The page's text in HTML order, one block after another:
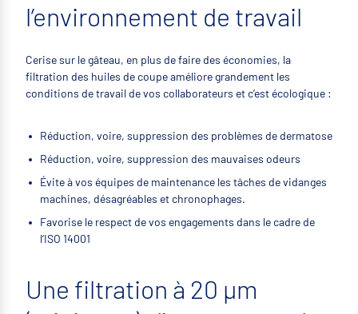
l’environnement de travail
Cerise sur le gâteau, en plus de faire des économies, la
filtration des huiles de coupe améliore grandement les
conditions de travail de vos collaborateurs et c’est écologique :
Réduction, voire, suppression des problèmes de dermatose
Réduction, voire, suppression des mauvaises odeurs
Évite à vos équipes de maintenance les tâches de vidanges
machines, désagréables et chronophages.
Favorise le respect de vos engagements dans le cadre de
l’ISO 14001
Une filtration à 20 µm